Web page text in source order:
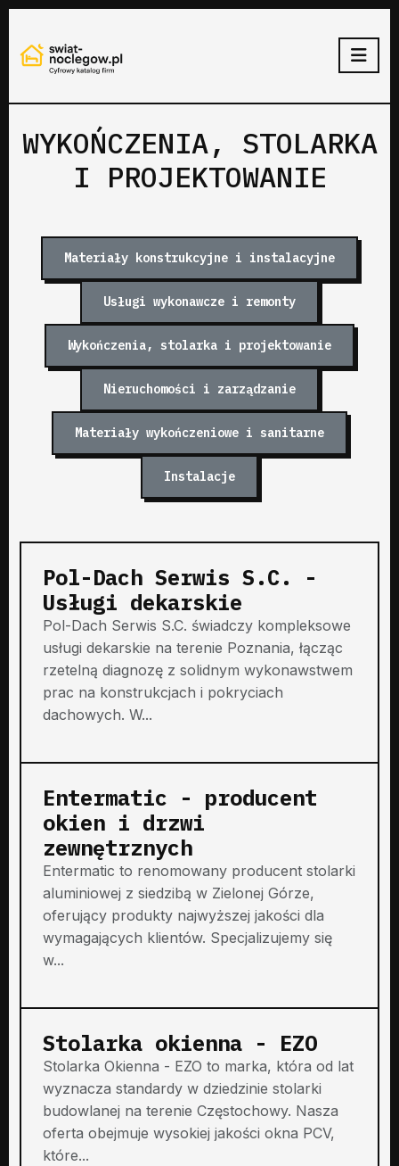
WYKOŃCZENIA, STOLARKA
I PROJEKTOWANIE
Materiały konstrukcyjne i instalacyjne
Usługi wykonawcze i remonty
Wykończenia, stolarka i projektowanie
Nieruchomości i zarządzanie
Materiały wykończeniowe i sanitarne
Instalacje
Pol-Dach Serwis S.C. -
Usługi dekarskie
Pol-Dach Serwis S.C. świadczy kompleksowe
usługi dekarskie na terenie Poznania, łącząc
rzetelną diagnozę z solidnym wykonawstwem
prac na konstrukcjach i pokryciach
dachowych. W...
Entermatic - producent
okien i drzwi
zewnętrznych
Entermatic to renomowany producent stolarki
aluminiowej z siedzibą w Zielonej Górze,
oferujący produkty najwyższej jakości dla
wymagających klientów. Specjalizujemy się
w...
Stolarka okienna - EZO
Stolarka Okienna - EZO to marka, która od lat
wyznacza standardy w dziedzinie stolarki
budowlanej na terenie Częstochowy. Nasza
oferta obejmuje wysokiej jakości okna PCV,
które...